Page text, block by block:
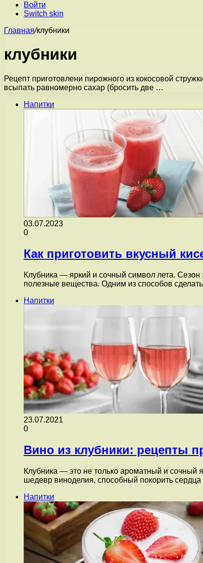
Войти
Switch skin
Главная/клубники
клубники
Рецепт приготовлени пирожного из кокосовой
всыпать равномерно сахар (бросить две …
Напитки
03.07.2023
0
Как приготовить вкусный
Клубника — яркий и сочный символ лета. Сезон
полезные вещества. Одним из способов
Напитки
23.07.2021
0
Вино из клубники: рецепты
Клубника — это не только ароматный и сочный
шедевр виноделия, способный покорить
Напитки